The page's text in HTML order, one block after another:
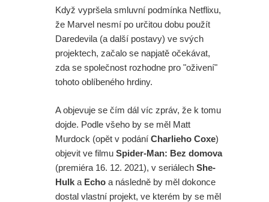
Když vypršela smluvní podmínka Netflixu,
že Marvel nesmí po určitou dobu použít
Daredevila (a další postavy) ve svých
projektech, začalo se napjatě očekávat,
zda se společnost rozhodne pro "oživení"
tohoto oblíbeného hrdiny.
A objevuje se čím dál víc zpráv, že k tomu
dojde. Podle všeho by se měl Matt
Murdock (opět v podání Charlieho Coxe)
objevit ve filmu Spider-Man: Bez domova
(premiéra 16. 12. 2021), v seriálech She-
Hulk a Echo a následně by měl dokonce
dostal vlastní projekt, ve kterém by se měl